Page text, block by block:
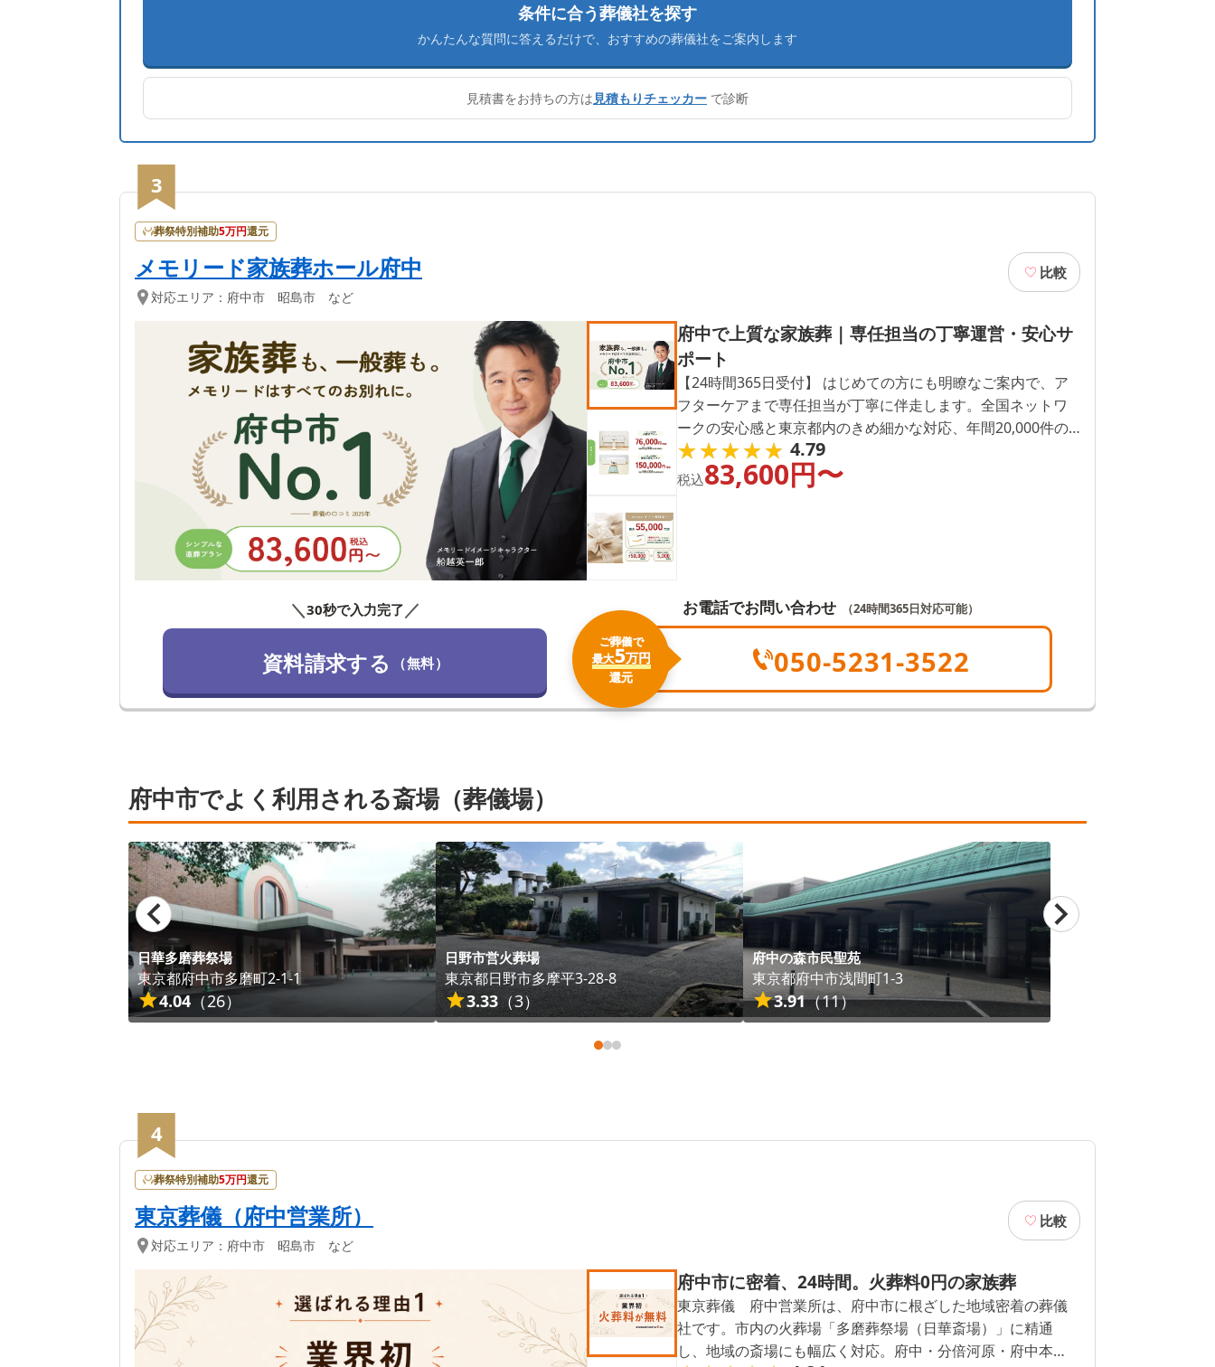
条件に合う葬儀社を探す
かんたんな質問に答えるだけで、 おすすめの葬儀社をご案内します
見積書をお持ちの方は 見積もりチェッカー で診断
3
葬祭特別補助5万円還元
メモリード家族葬ホール府中
対応エリア： 府中市 昭島市 など
比較
府中で上質な家族葬 | 専任担当の丁寧運営・安心サ
ポート
【24時間365日受付】 はじめての方にも明瞭なご案内で、ア
フターケアまで専任担当が丁寧に伴走します。全国ネットワ
ークの安心感と東京都内のきめ細かな対応、年間20,000件の
受注実績に裏づけられた品質。葬儀形式に柔軟対応。CM放映
中・事前相談歓迎。
★★★★★
★★★★★ 4.79
税込83,600円〜
＼30秒で入力完了 ／
資料請求する （無料）
お電話でお問い合わせ （24時間365日対応可能）
ご葬儀で
最大5万円
還元 050-5231-3522
府中市でよく利用される斎場（葬儀場）
日華多磨葬祭場
東京都府中市多磨町2-1-1
4.04（26）
日野市営火葬場
東京都日野市多摩平3-28-8
3.33 （3）
府中の森市民聖苑
東京都府中市浅間町1-3
3.91（11）
4
葬祭特別補助5万円還元
東京葬儀（府中営業所）
対応エリア： 府中市 昭島市 など
比較
府中市に密着、24時間。火葬料0円の家族葬
東京葬儀 府中営業所は、府中市に根ざした地域密着の葬儀
社です。市内の火葬場「多磨葬祭場（日華斎場）」に精通
し、地域の斎場にも幅広く対応。府中・分倍河原・府中本